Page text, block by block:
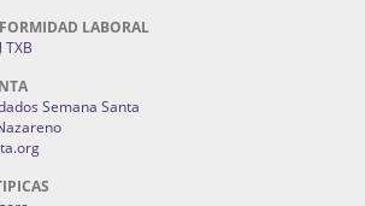
LABORAL
TXB
Semana Santa